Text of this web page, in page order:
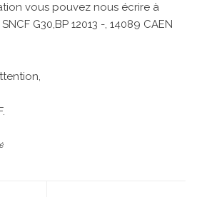
vous pouvez nous écrire à
G30,BP 12013 -, 14089 CAEN